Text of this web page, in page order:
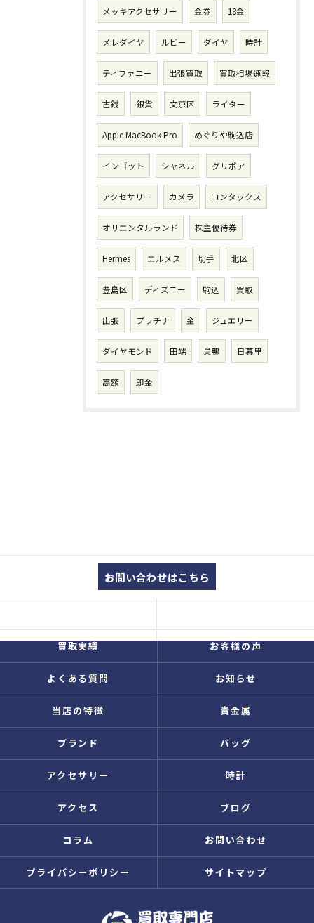
メッキアクセサリー 金券 18金
メレダイヤ ルビー ダイヤ 時計
ティファニー 出張買取 買取相場速報
古銭 銀貨 文京区 ライター
Apple MacBook Pro めぐりや駒込店
インゴット シャネル グリポア
アクセサリー カメラ コンタックス
オリエンタルランド 株主優待券
Hermes エルメス 切手 北区
豊島区 ディズニー 駒込 買取
出張 プラチナ 金 ジュエリー
ダイヤモンド 田端 巣鴨 日暮里
高額 即金
お問い合わせはこちら
買取実績 お客様の声
よくある質問 お知らせ
当店の特徴 貴金属
ブランド バッグ
アクセサリー 時計
アクセス ブログ
コラム お問い合わせ
プライバシーポリシー サイトマップ